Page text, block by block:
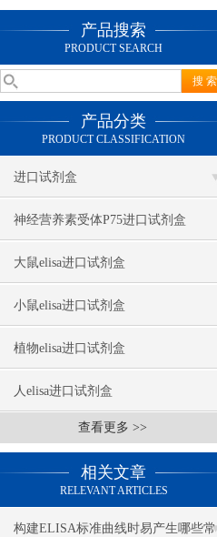
产品搜索
PRODUCT SEARCH
产品分类
PRODUCT CLASSIFICATION
进口试剂盒
神经营养素受体P75进口试剂盒
大鼠elisa进口试剂盒
小鼠elisa进口试剂盒
植物elisa进口试剂盒
人elisa进口试剂盒
查看更多 >>
相关文章
RELEVANT ARTICLES
构建ELISA标准曲线时易产生哪些常